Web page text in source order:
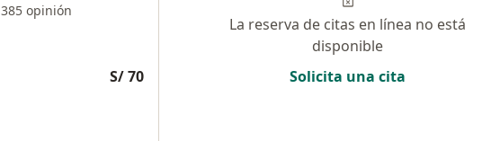
385 opinión
S/ 70
La reserva de citas en línea no está
disponible
Solicita una cita